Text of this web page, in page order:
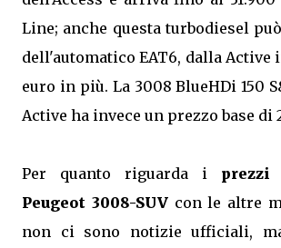
Line; anche questa turbodiesel
dell'automatico EAT6, dalla Active
euro in più. La 3008 BlueHDi 150
Active ha invece un prezzo base di
Per quanto riguarda i prezzi
Peugeot 3008-SUVcon le altre
non ci sono notizie ufficiali,